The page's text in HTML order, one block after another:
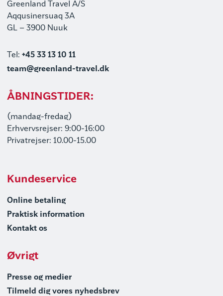
Greenland Travel A/S
Aqqusinersuaq 3A
GL – 3900 Nuuk
Tel: +45 33 13 10 11
team@greenland-travel.dk
ÅBNINGSTIDER:
(mandag-fredag)
Erhvervsrejser: 9:00-16:00
Privatrejser: 10.00-15.00
Kundeservice
Online betaling
Praktisk information
Kontakt os
Øvrigt
Presse og medier
Tilmeld dig vores nyhedsbrev